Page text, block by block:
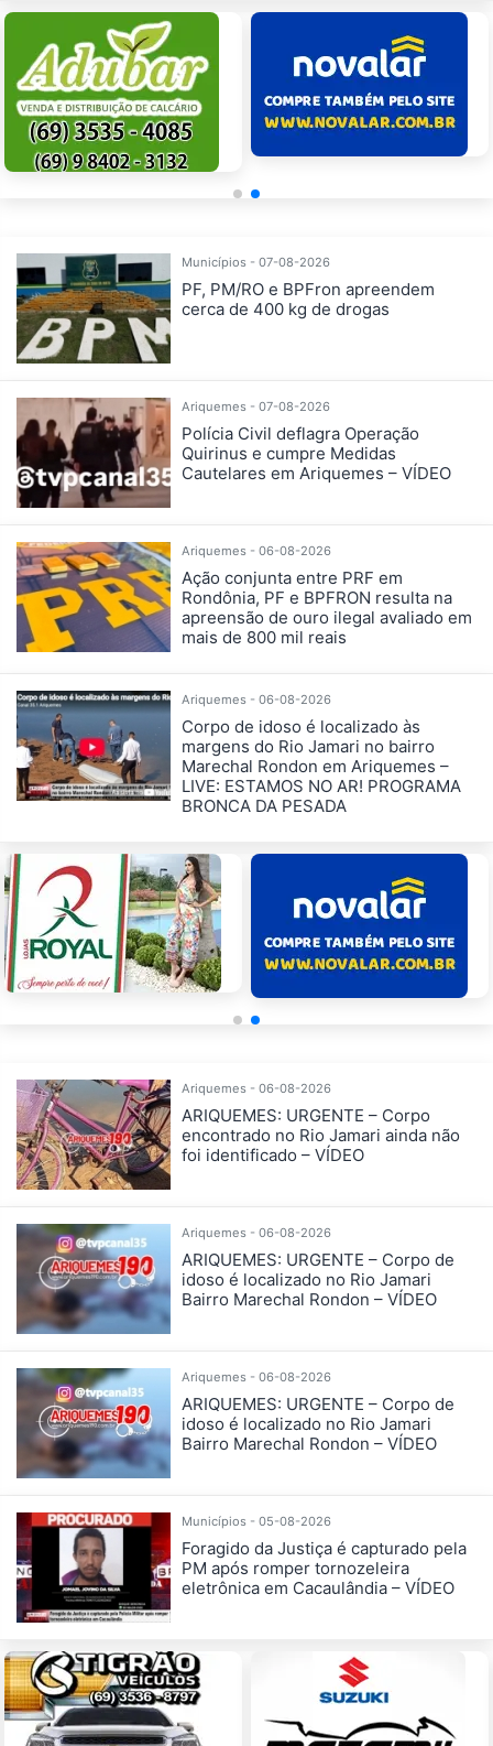
Municípios - 07-08-2026
PF, PM/RO e BPFron apreendem
cerca de 400 kg de drogas
Ariquemes - 07-08-2026
Polícia Civil deflagra Operação
Quirinus e cumpre Medidas
Cautelares em Ariquemes – VÍDEO
Ariquemes - 06-08-2026
Ação conjunta entre PRF em
Rondônia, PF e BPFRON resulta na
apreensão de ouro ilegal avaliado em
mais de 800 mil reais
Ariquemes - 06-08-2026
Corpo de idoso é localizado às
margens do Rio Jamari no bairro
Marechal Rondon em Ariquemes –
LIVE: ESTAMOS NO AR! PROGRAMA
BRONCA DA PESADA
Ariquemes - 06-08-2026
ARIQUEMES: URGENTE – Corpo
encontrado no Rio Jamari ainda não
foi identificado – VÍDEO
Ariquemes - 06-08-2026
ARIQUEMES: URGENTE – Corpo de
idoso é localizado no Rio Jamari
Bairro Marechal Rondon – VÍDEO
Ariquemes - 06-08-2026
ARIQUEMES: URGENTE – Corpo de
idoso é localizado no Rio Jamari
Bairro Marechal Rondon – VÍDEO
Municípios - 05-08-2026
Foragido da Justiça é capturado pela
PM após romper tornozeleira
eletrônica em Cacaulândia – VÍDEO